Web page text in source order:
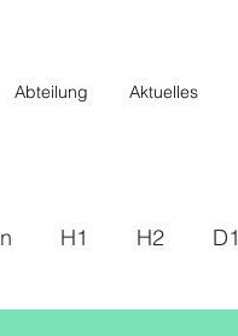
Abteilung Aktuelles
H1 H2 D1